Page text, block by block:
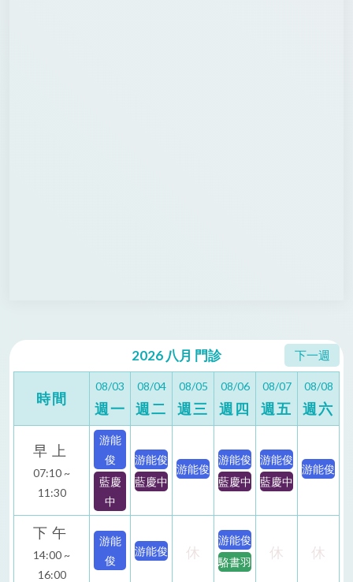
2026 八月 門診 下一週
時間
08/03
週一
08/04
週二
08/05
週三
08/06
週四
08/07
週五
08/08
週六
早上
07:10 ~
11:30
游能
俊
藍慶
中
游能俊
藍慶中
游能俊
游能俊
藍慶中
游能俊
藍慶中
游能俊
下午
14:00 ~
16:00
游能
俊
游能俊 休
游能俊
駱書羽
休 休